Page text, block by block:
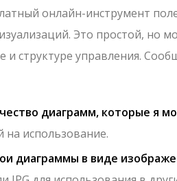
онлайн-инструмент
Это простой, но
структуре управления.
диаграмм, которые я
на использование.
диаграммы в виде